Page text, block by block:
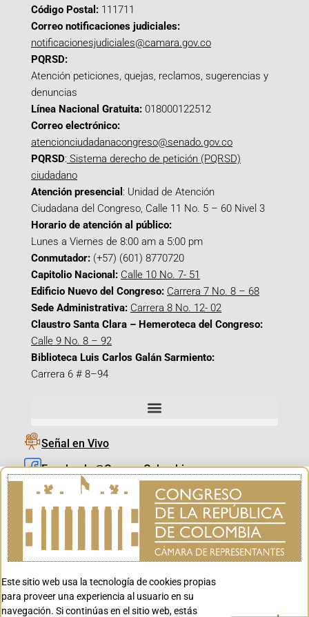
Código Postal: 111711
Correo notificaciones judiciales:
notificacionesjudiciales@camara.gov.co
PQRSD:
Atención peticiones, quejas, reclamos, sugerencias y
denuncias
Línea Nacional Gratuita: 018000122512
Correo electrónico:
atencionciudadanacongreso@senado.gov.co
PQRSD: Sistema derecho de petición (PQRSD)
ciudadano
Atención presencial : Unidad de Atención
Ciudadana del Congreso, Calle 11 No. 5 – 60 Nivel 3
Horario de atención al público:
Lunes a Viernes de 8:00 am a 5:00 pm
Conmutador: (+57) (601) 8770720
Capitolio Nacional: Calle 10 No. 7- 51
Edificio Nuevo del Congreso: Carrera 7 No. 8 – 68
Sede Administrativa: Carrera 8 No. 12- 02
Claustro Santa Clara – Hemeroteca del Congreso:
Calle 9 No. 8 – 92
Biblioteca Luis Carlos Galán Sarmiento:
Carrera 6 # 8–94
Señal en Vivo
Facebook_@CamaraColombia
Instagram_@CamaraColombia
X_@CamaraColombia
Youtube_@CamaraColombia
Youtube_@CanalCongreso
Este sitio web usa la tecnología de cookies propias
para proveer una experiencia al usuario en su
navegación. Si continúas en el sitio web, estás